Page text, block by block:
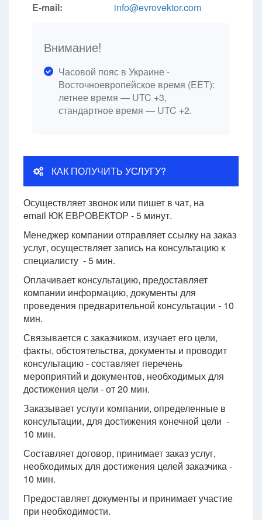
E-mail:
info@evrovektor.com
Внимание!
Часовой пояс в Украине -
Восточноевропейское время (EET):
летнее время — UTC +3,
стандартное время — UTC +2.
КАК ПОЛУЧИТЬ УСЛУГУ?
Осуществляет звонок или пишет в чат, на
email ЮК ЕВРОВЕКТОР - 5 минут.
Менеджер компании отправляет ссылку на заказ
услуг, осуществляет запись на консультацию к
специалисту - 5 мин.
Оплачивает консультацию, предоставляет
компании информацию, документы для
проведения предварительной консультации - 10
мин.
Связывается с заказчиком, изучает его цели,
факты, обстоятельства, документы и проводит
консультацию - составляет перечень
мероприятий и документов, необходимых для
достижения цели - от 20 мин.
Заказывает услуги компании, определенные в
консультации, для достижения конечной цели -
10 мин.
Составляет договор, принимает заказ услуг,
необходимых для достижения целей заказчика -
10 мин.
Предоставляет документы и принимает участие
при необходимости.